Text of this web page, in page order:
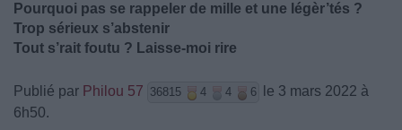
Pourquoi pas se rappeler de mille et une légèr’tés ?
Trop sérieux s’abstenir
Tout s’rait foutu ? Laisse-moi rire
Publié par Philou 57 36815 4 4 6
le 3 mars 2022 à
6h50.